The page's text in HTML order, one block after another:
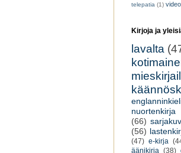
telepatia (1) video
Kirjoja ja
lavalta
nuortenkirja
(66)
(56)
(47) e-kirja
äänikirja (38)